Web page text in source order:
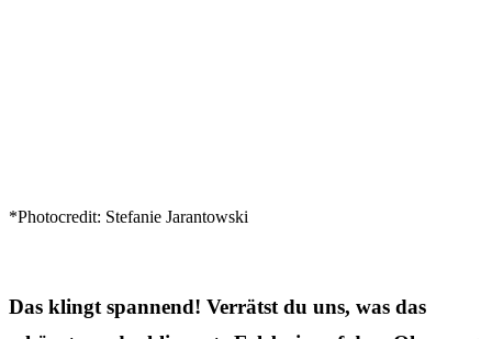
*Photocredit: Stefanie Jarantowski
Das klingt spannend! Verrätst du uns, was das